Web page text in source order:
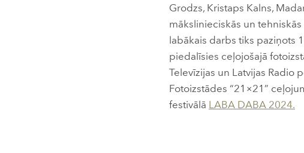
Grodzs, Kristaps Kalns,
mākslinieciskās un
labākais darbs tiks paziņots
piedalīsies ceļojošajā
Televīzijas un Latvijas Radio
Fotoizstādes “21×21”
festivālā LABA DABA 2024.